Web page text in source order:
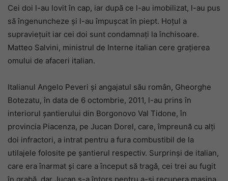
Cei doi l-au lovit în cap, iar după ce l-au imobilizat, l-au pus
să îngenuncheze și l-au împușcat în piept. Hoțul a
supraviețuit iar cei doi sunt condamnați la închisoare.
Matteo Salvini, ministrul de Interne italian cere grațierea
omului de afaceri italian.
Italianul Angelo Peveri și angajatul său român, Gheorghe
Botezatu, în data de 6 octombrie, 2011, l-au prins în
interiorul șantierului din Borgonovo Val Tidone, în
provincia Piacenza, pe Jucan Dorel, care, împreună cu alți
doi infractori, a intrat pentru a fura combustibil de la
utilajele folosite pe șantierul respectiv. Surprinși de italian,
care era înarmat și care a început să tragă, cei trei au fugit